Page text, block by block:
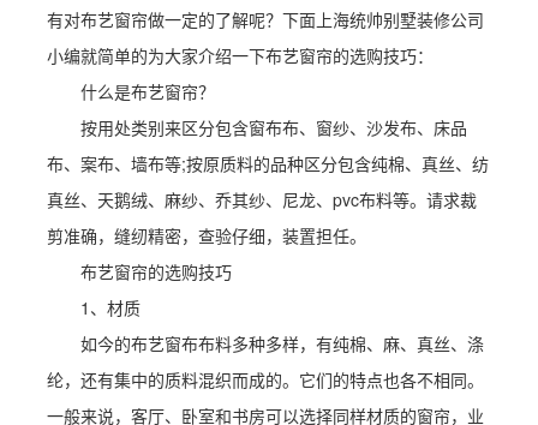
有对布艺窗帘做一定的了解呢？下面上海统帅别墅装修公司
小编就简单的为大家介绍一下布艺窗帘的选购技巧：
什么是布艺窗帘？
按用处类别来区分包含窗布布、窗纱、沙发布、床品
布、案布、墙布等;按原质料的品种区分包含纯棉、真丝、纺
真丝、天鹅绒、麻纱、乔其纱、尼龙、pvc布料等。请求裁
剪准确，缝纫精密，查验仔细，装置担任。
布艺窗帘的选购技巧
1、材质
如今的布艺窗布布料多种多样，有纯棉、麻、真丝、涤
纶，还有集中的质料混织而成的。它们的特点也各不相同。
一般来说，客厅、卧室和书房可以选择同样材质的窗帘，业